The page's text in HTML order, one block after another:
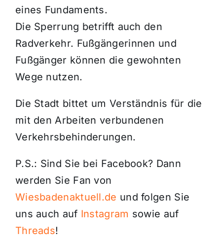
eines Fundaments.
Die Sperrung betrifft auch den
Radverkehr. Fußgängerinnen und
Fußgänger können die gewohnten
Wege nutzen.
Die Stadt bittet um Verständnis für die
mit den Arbeiten verbundenen
Verkehrsbehinderungen.
P.S.: Sind Sie bei Facebook? Dann
werden Sie Fan von
Wiesbadenaktuell.de und folgen Sie
uns auch auf Instagram sowie auf
Threads!